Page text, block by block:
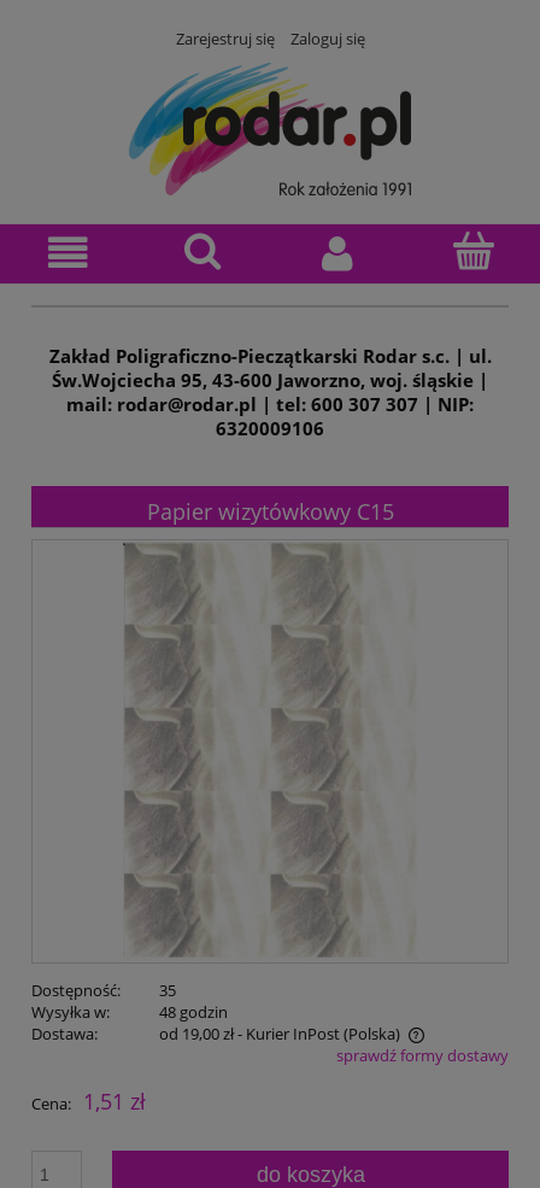
Zarejestruj się Zaloguj się
Zakład Poligraficzno-Pieczątkarski Rodar s.c. | ul.
Św.Wojciecha 95, 43-600 Jaworzno, woj. śląskie |
mail: rodar@rodar.pl | tel: 600 307 307 | NIP:
6320009106
Papier wizytówkowy C15
Dostępność:
35
Wysyłka w:
48 godzin
Dostawa:
od 19,00 zł- Kurier InPost(Polska)
Cena nie zawiera ewentualnych kosztów płatnościsprawdź formy dostawy
Cena: 1,51 zł
do koszyka